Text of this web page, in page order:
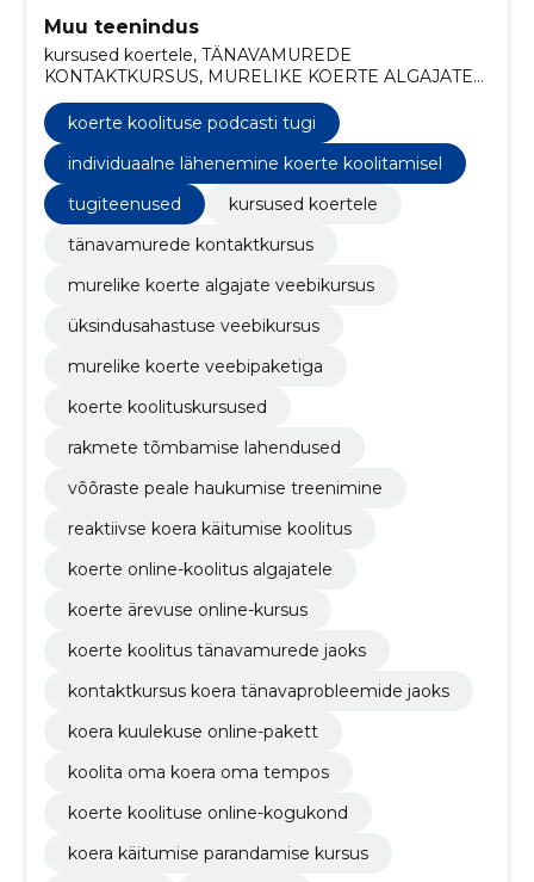
Muu teenindus
kursused koertele, TÄNAVAMUREDE
KONTAKTKURSUS, MURELIKE KOERTE ALGAJATE
VEEBIKURSUS, ÜKSINDUSAHASTUSE
VEEBIKURSUS, MURELIKE KOERTE
VEEBIPAKETIGA, koerte koolituskursused, rakmete
tõmbamise lahendused, võõraste peale haukumise
treenimine, reaktiivse koera käitumise koolitus,
koerte online-koolitus algajatele
koerte koolituse podcasti tugi
individuaalne lähenemine koerte koolitamisel
tugiteenused
kursused koertele
tänavamurede kontaktkursus
murelike koerte algajate veebikursus
üksindusahastuse veebikursus
murelike koerte veebipaketiga
koerte koolituskursused
rakmete tõmbamise lahendused
võõraste peale haukumise treenimine
reaktiivse koera käitumise koolitus
koerte online-koolitus algajatele
koerte ärevuse online-kursus
koerte koolitus tänavamurede jaoks
kontaktkursus koera tänavaprobleemide jaoks
koera kuulekuse online-pakett
koolita oma koera oma tempos
koerte koolituse online-kogukond
koera käitumise parandamise kursus